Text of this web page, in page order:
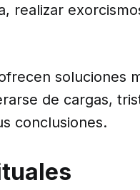
realizar
soluciones
de cargas,
conclusiones.